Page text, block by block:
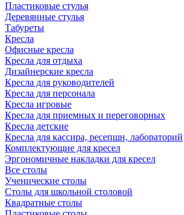
Пластиковые стулья
Деревянные стулья
Табуреты
Кресла
Офисные кресла
Кресла для отдыха
Дизайнерские кресла
Кресла для руководителей
Кресла для персонала
Кресла игровые
Кресла для приемных и переговорных
Кресла детские
Кресла для кассира, ресепшн, лабораторий
Комплектующие для кресел
Эргономичные накладки для кресел
Все столы
Ученические столы
Столы для школьной столовой
Квадратные столы